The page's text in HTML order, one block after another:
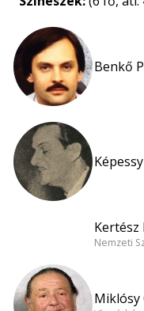
Benkő
Kertész
Nemzeti
Miklósy